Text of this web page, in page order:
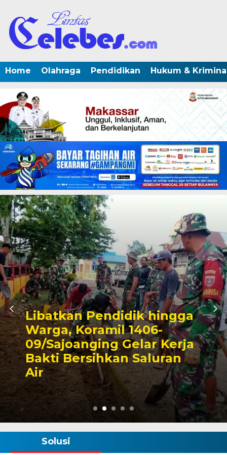
Home Olahraga Pendidikan Hukum &
hingga
Kerja
Triwulan II
Pendapatan
Capai 49
Rp130 Miliar
Solusi